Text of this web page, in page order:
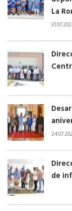
La
de